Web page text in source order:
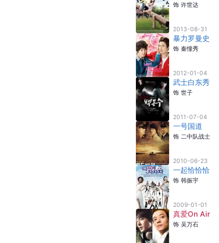
饰 许世达
2013-08-31
暴力罗曼史
饰 秦憧秀
2012-01-04
武士白东秀
饰 世子
2011-07-04
一号国道
饰 二中队战士
2010-06-23
一起恰恰恰
饰 韩振宇
2009-01-01
真爱On Air
饰 吴万石